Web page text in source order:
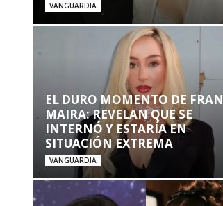
VANGUARDIA
EL DURO MOMENTO DE FRAN
MAIRA: REVELAN QUE SE
INTERNÓ Y ESTARÍA EN
SITUACIÓN EXTREMA
VANGUARDIA